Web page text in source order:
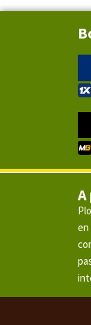
A
en